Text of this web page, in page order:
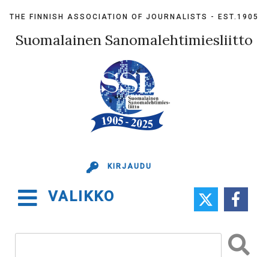
content
THE FINNISH ASSOCIATION OF JOURNALISTS - EST.1905
Suomalainen Sanomalehtimiesliitto
KIRJAUDU
VALIKKO